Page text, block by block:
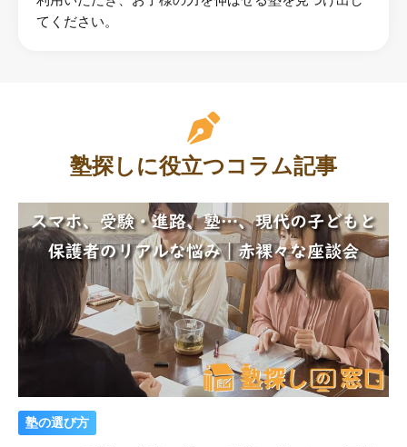
てください。
塾探しに役立つコラム記事
塾の選び方